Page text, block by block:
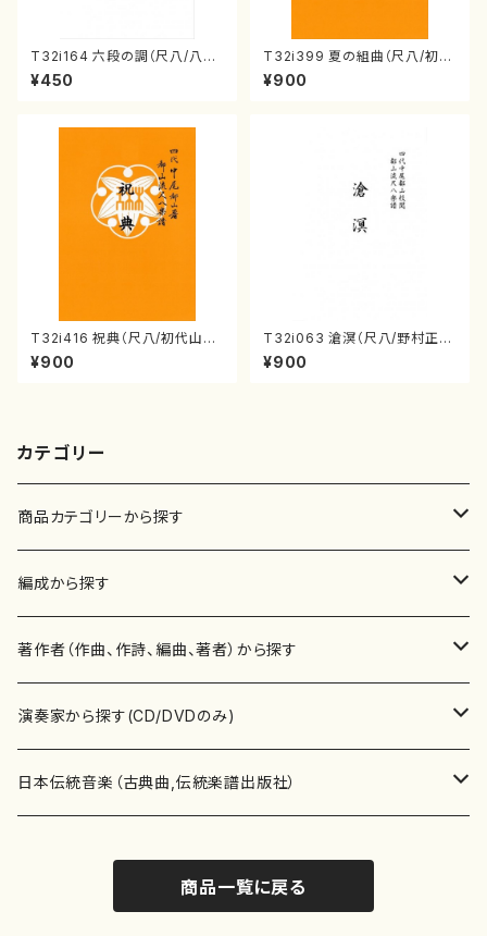
T32i164 六段の調（尺八/八橋
検校/楽譜）都山流公刊楽譜曲
番:1016
¥450
T32i399 夏の組曲（尺八/初代
山川園松/楽譜）都山流公刊楽譜
曲番:2104
¥900
T32i416 祝典（尺八/初代山川
園松/楽譜）都山流公刊楽譜曲
番:2121
¥900
T32i063 滄溟（尺八/野村正
峰/尺八/都山式譜）都山流公刊
楽譜曲番:512
¥900
カテゴリー
商品カテゴリーから探す
楽譜
書籍
書籍
テキストブック
CD・DVD
チケット
編成から探す
邦楽器
箏・琴（ソロ）
箏・琴（合奏）
合唱
混声合唱
歌・声
洋楽器（弦楽器）
著作者（作曲、作詩、編曲、著者）から探す
あ行
青木省三(アオキ ショウゾウ)
か行
蔭山滸山(カゲヤマ キョザン)
斉藤松声(サイトウ ショウセイ)
演奏家から探す(CD/DVDのみ)
邦楽（箏、三味線、尺八等）演奏家
應和惠子（声楽・ソプラノ）
洋楽-鍵盤楽器（ピアノ、オルガン等）演奏家
日本伝統音楽（古典曲,伝統楽譜出版社）
宮城道雄（宮城宗家監修）
地歌箏曲（三絃古典楽譜）
商品一覧に戻る